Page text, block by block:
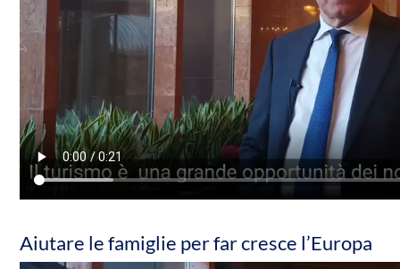
Aiutare le famiglie per far cresce l’Europa